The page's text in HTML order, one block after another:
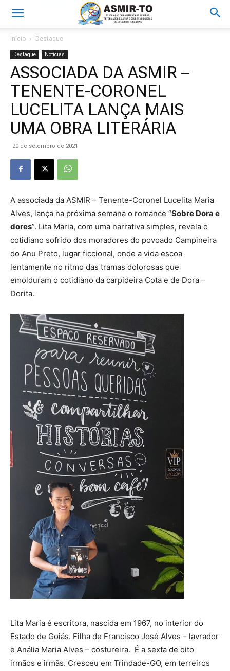
Início Destaque
Destaque Notícias
ASSOCIADA DA ASMIR –
TENENTE-CORONEL
LUCELITA LANÇA MAIS
UMA OBRA LITERÁRIA
20 de setembro de 2021
A associada da ASMIR – Tenente-Coronel Lucelita Maria
Alves, lança na próxima semana o romance “Sobre Dora e
dores”. Lita Maria, com uma narrativa simples, revela o
cotidiano sofrido dos moradores do povoado Campineira
do Anu Preto, lugar ficcional, onde a vida escoa
lentamente no ritmo das tramas dolorosas que
emolduram o cotidiano da carpideira Cota e de Dora –
Dorita.
Lita Maria é escritora, nascida em 1967, no interior do
Estado de Goiás. Filha de Francisco José Alves – lavrador
e Anália Maria Alves – costureira. É a sexta de oito
irmãos e irmãs. Cresceu em Trindade-GO, em terreiros